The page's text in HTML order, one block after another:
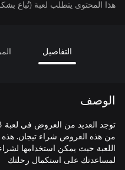
هذا المحتوى يتطلب لعبة (تُباع
التفاصيل
الوصف
من هذه العروض شراء تيجان. هذه
اللعبة حيث يمكن استخدامها لشراء